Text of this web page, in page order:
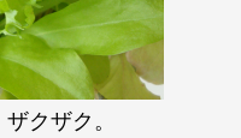
クザク。